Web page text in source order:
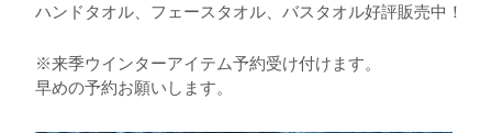
ハンドタオル、フェースタオル、バスタオル好評販売中！
※来季ウインターアイテム予約受け付けます。
早めの予約お願いします。